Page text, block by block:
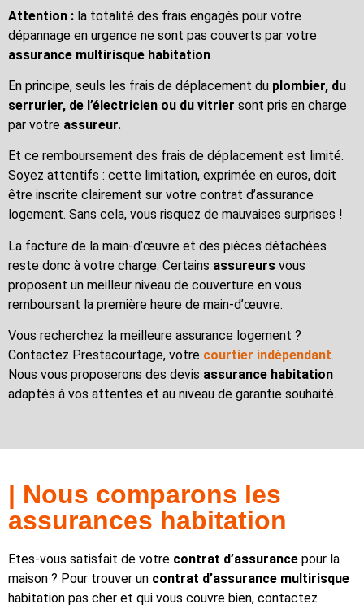
Attention : la totalité des frais engagés pour votre
dépannage en urgence ne sont pas couverts par votre
assurance multirisque habitation.
En principe, seuls les frais de déplacement du plombier, du
serrurier, de l’électricien ou du vitrier sont pris en charge
par votre assureur.
Et ce remboursement des frais de déplacement est limité.
Soyez attentifs : cette limitation, exprimée en euros, doit
être inscrite clairement sur votre contrat d’assurance
logement. Sans cela, vous risquez de mauvaises surprises !
La facture de la main-d’œuvre et des pièces détachées
reste donc à votre charge. Certains assureurs vous
proposent un meilleur niveau de couverture en vous
remboursant la première heure de main-d’œuvre.
Vous recherchez la meilleure assurance logement ?
Contactez Prestacourtage, votre courtier indépendant.
Nous vous proposerons des devis assurance habitation
adaptés à vos attentes et au niveau de garantie souhaité.
| Nous comparons les
assurances habitation
Etes-vous satisfait de votre contrat d’assurance pour la
maison ? Pour trouver un contrat d’assurance multirisque
habitation pas cher et qui vous couvre bien, contactez